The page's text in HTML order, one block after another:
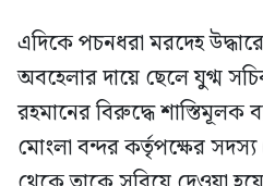
এদিকে পচনধরা মরদেহ
অবহেলার দায়ে ছেলে যুগ্ম
রহমানের বিরুদ্ধে শাস্তিমূলক
মোংলা বন্দর কর্তৃপক্ষের